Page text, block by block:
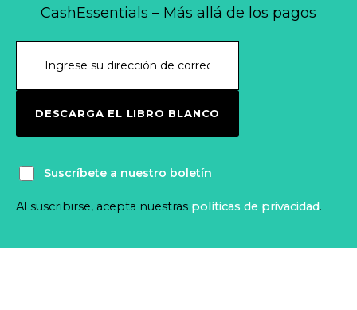
CashEssentials – Más allá de los pagos
DESCARGA EL LIBRO BLANCO
Suscríbete a nuestro boletín
Al suscribirse, acepta nuestras políticas de privacidad.